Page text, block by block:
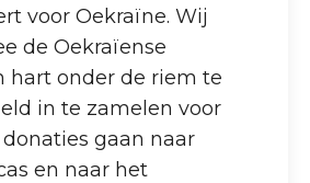
voor Oekraïne. Wij
de Oekraïense
hart onder de riem te
in te zamelen voor
gaan naar
en naar het